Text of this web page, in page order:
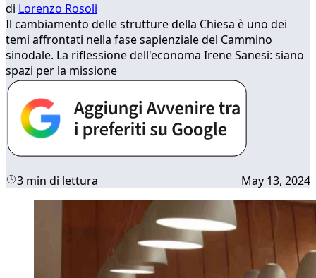
di Lorenzo Rosoli
Il cambiamento delle strutture della Chiesa è uno dei
temi affrontati nella fase sapienziale del Cammino
sinodale. La riflessione dell'economa Irene Sanesi: siano
spazi per la missione
3 min di lettura May 13, 2024